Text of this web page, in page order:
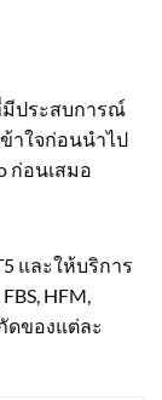
มีประสบการณ์
าใจก่อนนำไป
ก่อนเสมอ
และให้บริการ
HFM,
ดของแต่ละ